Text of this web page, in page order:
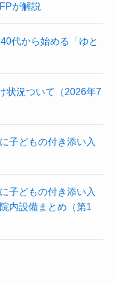
が解説
代から始める「ゆと
状況ついて（2026年7
子どもの付き添い入
子どもの付き添い入
内設備まとめ（第1